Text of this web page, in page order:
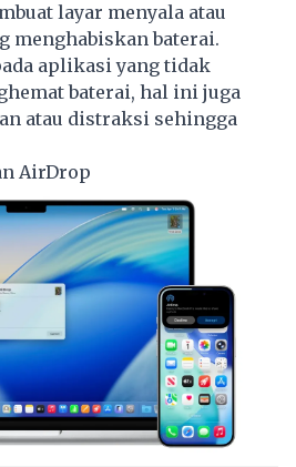
layar menyala atau
menghabiskan baterai.
aplikasi yang tidak
baterai, hal ini juga
atau distraksi sehingga
AirDrop